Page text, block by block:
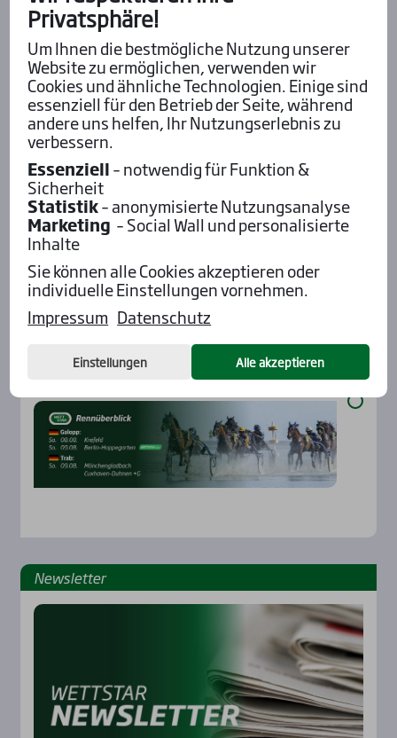
Aktu­el­les
News­let­ter
Privatsphäre!
Um Ihnen die bestmögliche Nutzung unserer
Website zu ermöglichen, verwenden wir
Cookies und ähnliche Technologien. Einige sind
essenziell für den Betrieb der Seite, während
andere uns helfen, Ihr Nutzungserlebnis zu
verbessern.
Essenziell– notwendig für Funktion &
Sicherheit
Statistik– anonymisierte Nutzungsanalyse
Marketing – Social Wall und personalisierte
Inhalte
Sie können alle Cookies akzeptieren oder
individuelle Einstellungen vornehmen.
Impressum Datenschutz
Einstellungen Alle akzeptieren